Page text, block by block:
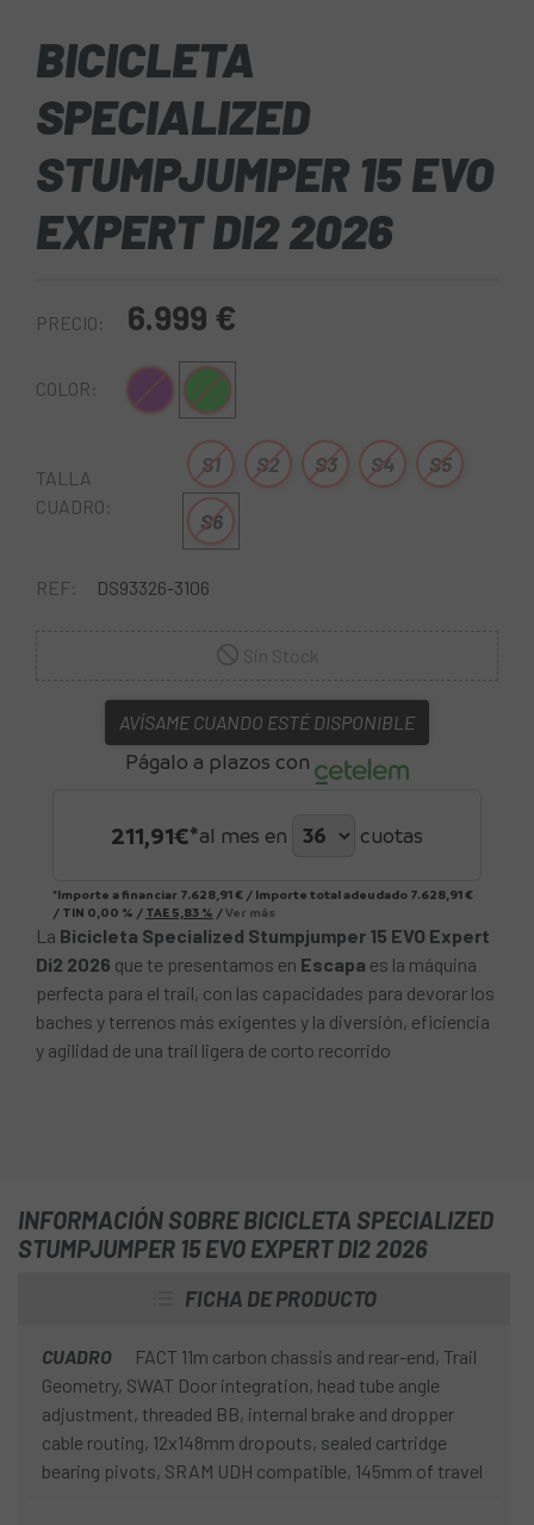
BICICLETA
SPECIALIZED
STUMPJUMPER 15 EVO
EXPERT DI2 2026
PRECIO: 6.999 €
COLOR: Verde
TALLA
CUADRO:
S1 S2 S3 S4 S5
S6
REF: DS93326-3106
AVÍSAME CUANDO ESTÉ DISPONIBLE
Págalo a plazos con
211,91€*al mes en cuotas
*Importe a financiar 7.628,91 € / Importe total adeudado 7.628,91 €
/ TIN 0,00 % / TAE 5,83 % /Ver más
La Bicicleta Specialized Stumpjumper 15 EVO Expert
Di2 2026 que te presentamos en Escapa es la máquina
perfecta para el trail, con las capacidades para devorar los
baches y terrenos más exigentes y la diversión, eficiencia
y agilidad de una trail ligera de corto recorrido
INFORMACIÓN SOBRE BICICLETA SPECIALIZED
STUMPJUMPER 15 EVO EXPERT DI2 2026
FICHA DE PRODUCTO
CUADRO
FACT 11m carbon chassis and rear-end, Trail
Geometry, SWAT Door integration, head tube angle
adjustment, threaded BB, internal brake and dropper
cable routing, 12x148mm dropouts, sealed cartridge
bearing pivots, SRAM UDH compatible, 145mm of travel